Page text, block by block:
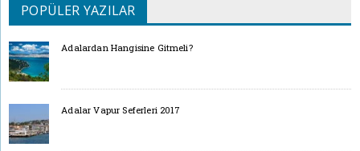
POPÜLER YAZILAR
Adalardan Hangisine Gitmeli?
Adalar Vapur Seferleri 2017